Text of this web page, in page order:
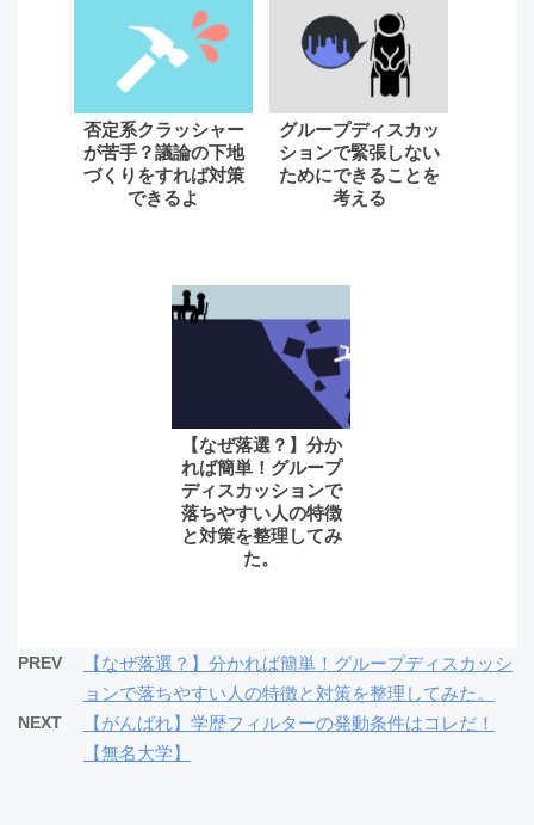
否定系クラッシャー
が苦手？議論の下地
づくりをすれば対策
できるよ
グループディスカッ
ションで緊張しない
ためにできることを
考える
【なぜ落選？】分か
れば簡単！グループ
ディスカッションで
落ちやすい人の特徴
と対策を整理してみ
た。
PREV
【なぜ落選？】分かれば簡単！グループディスカッシ
ョンで落ちやすい人の特徴と対策を整理してみた。
NEXT
【がんばれ】学歴フィルターの発動条件はコレだ！
【無名大学】